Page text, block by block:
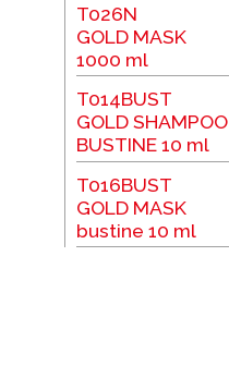
T026N
GOLD MASK
1000 ml
T014BUST
GOLD SHAMPOO
BUSTINE 10 ml
T016BUST
GOLD MASK
bustine 10 ml